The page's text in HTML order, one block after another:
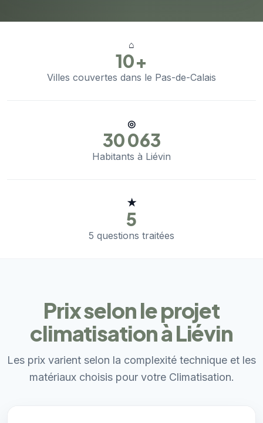
⌂
10+
Villes couvertes dans le Pas-de-Calais
◎
30 063
Habitants à Liévin
★
5
5 questions traitées
Prix selon le projet
climatisation à Liévin
Les prix varient selon la complexité technique et les
matériaux choisis pour votre Climatisation.